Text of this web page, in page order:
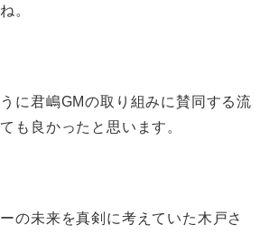
。
に君嶋GMの取り組みに賛同する流
も良かったと思います。
の未来を真剣に考えていた木戸さ